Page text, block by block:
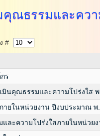
คุณธรรมและคว
#
ร
มินคุณธรรมและความโปร่งใส
ายในหน่วยงาน ปีงบประมาณ พ
ละความโปร่งใสภายในหน่วย